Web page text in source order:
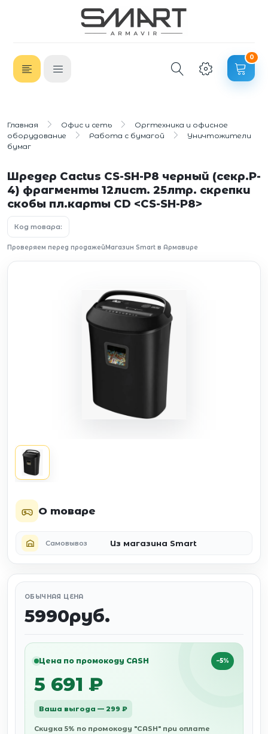
0
Главная Офис и сеть
Оргтехника и офисное
оборудование
Работа с бумагой
Уничтожители
бумаг
Шредер Cactus CS-SH-P8 черный (секр.P-
4) фрагменты 12лист. 25лтр. скрепки
скобы пл.карты CD <CS-SH-P8>
Код товара:
Проверяем перед продажейМагазин Smart в Армавире
О товаре
Самовывоз Из магазина Smart
ОБЫЧНАЯ ЦЕНА
5990руб.
Цена по промокоду CASH −5%
5 691 ₽
Ваша выгода — 299 ₽
Скидка 5% по промокоду "CASH" при оплате